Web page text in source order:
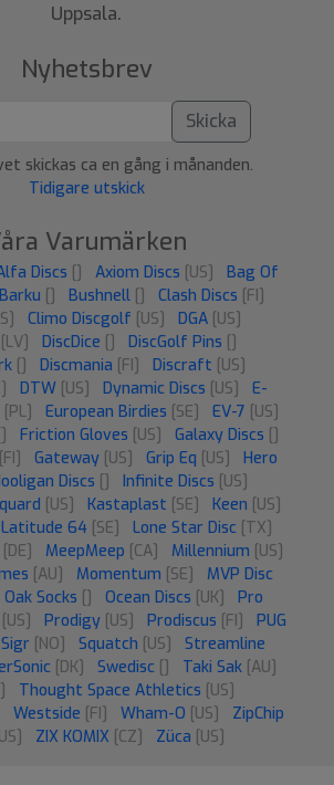
Uppsala.
Nyhetsbrev
Skicka
skickas ca en gång i månanden.
Tidigare utskick
Varumärken
Discs [] Axiom Discs [US]
Bag Of
Barku [] Bushnell [] Clash Discs [FI]
Climo Discgolf [US] DGA [US]
[LV] DiscDice [] DiscGolf Pins []
[] Discmania [FI] Discraft [US]
DTW [US] Dynamic Discs [US]
E-
[PL] European Birdies [SE] EV-7 [US]
[] Friction Gloves [US] Galaxy Discs []
[FI] Gateway [US] Grip Eq [US]
Hero
Discs [] Infinite Discs [US]
[US] Kastaplast [SE] Keen [US]
Latitude 64 [SE] Lone Star Disc [TX]
[DE] MeepMeep [CA] Millennium [US]
[AU] Momentum [SE]
MVP Disc
Oak Socks [] Ocean Discs [UK]
Pro
[US] Prodigy [US] Prodiscus [FI]
PUG
Sigr [NO] Squatch [US]
Streamline
[DK] Swedisc [] Taki Sak [AU]
Thought Space Athletics [US]
Westside [FI] Wham-O [US]
ZipChip
ZIX KOMIX [CZ] Züca [US]